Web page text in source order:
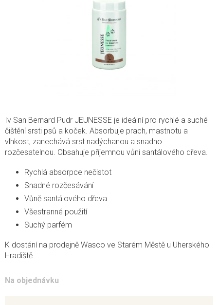
Na objednávku
Iv San Bernard Pudr JEUNESSE je ideální pro rychlé a suché
čištění srsti psů a koček. Absorbuje prach, mastnotu a
vlhkost, zanechává srst nadýchanou a snadno
rozčesatelnou. Obsahuje příjemnou vůni santálového dřeva.
Rychlá absorpce nečistot
Snadné rozčesávání
Vůně santálového dřeva
Všestranné použití
Suchý parfém
K dostání na prodejně Wasco ve Starém Městě u Uherského
Hradiště.